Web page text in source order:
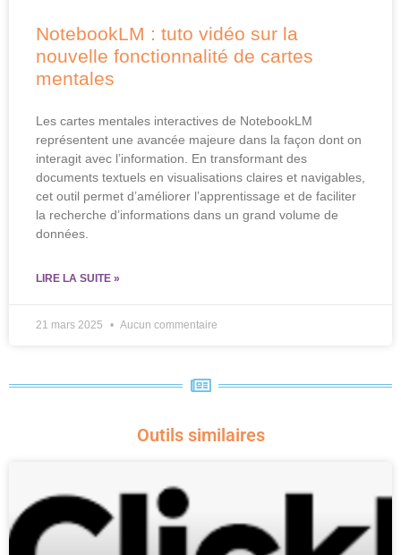
NotebookLM : tuto vidéo sur la
nouvelle fonctionnalité de cartes
mentales
Les cartes mentales interactives de NotebookLM
représentent une avancée majeure dans la façon dont on
interagit avec l’information. En transformant des
documents textuels en visualisations claires et navigables,
cet outil permet d’améliorer l’apprentissage et de faciliter
la recherche d’informations dans un grand volume de
données.
LIRE LA SUITE »
21 mars 2025 Aucun commentaire
Outils similaires